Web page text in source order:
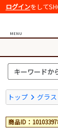
ログインをして
MENU
トップ グラ
商品ID：